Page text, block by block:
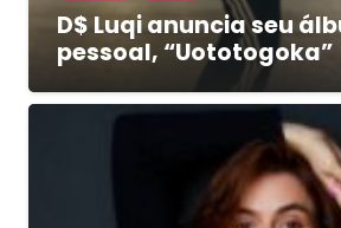
D$ Luqi anuncia seu
pessoal, “Uototogoka”